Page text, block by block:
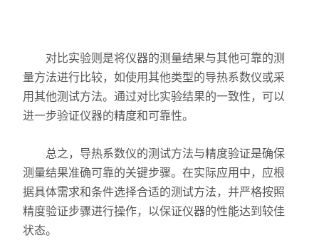
对比实验则是将仪器的测量结果与其他可靠的测
量方法进行比较，如使用其他类型的导热系数仪或采
用其他测试方法。通过对比实验结果的一致性，可以
进一步验证仪器的精度和可靠性。
总之，导热系数仪的测试方法与精度验证是确保
测量结果准确可靠的关键步骤。在实际应用中，应根
据具体需求和条件选择合适的测试方法，并严格按照
精度验证步骤进行操作，以保证仪器的性能达到较佳
状态。